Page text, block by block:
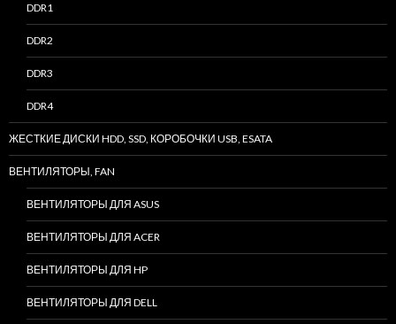
DDR1
DDR2
DDR3
DDR4
ЖЕСТКИЕ ДИСКИ HDD, SSD, КОРОБОЧКИ USB, ESATA
ВЕНТИЛЯТОРЫ, FAN
ВЕНТИЛЯТОРЫ ДЛЯ ASUS
ВЕНТИЛЯТОРЫ ДЛЯ ACER
ВЕНТИЛЯТОРЫ ДЛЯ HP
ВЕНТИЛЯТОРЫ ДЛЯ DELL